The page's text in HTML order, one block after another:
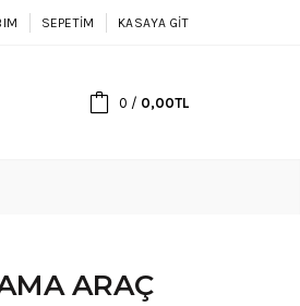
SEPETIM KASAYA GIT
0 / 0,00TL
ARAÇ